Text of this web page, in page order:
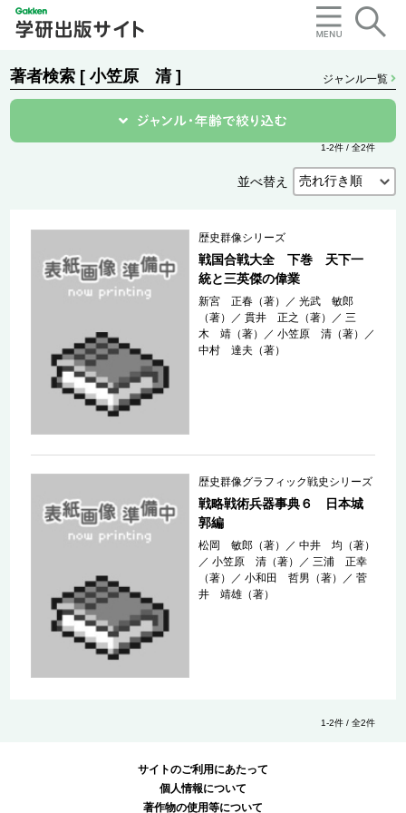
著者検索 [ 小笠原 清 ] ジャンル一覧
1-2件 / 全2件
並べ替え
歴史群像シリーズ
戦国合戦大全 下巻 天下一
統と三英傑の偉業
新宮 正春（著） ／光武 敏郎
（著）
／貫井 正之（著） ／三
木 靖（著）
／小笠原 清（著）
／
中村 達夫（著）
歴史群像グラフィック戦史シリーズ
戦略戦術兵器事典６ 日本城
郭編
松岡 敏郎（著） ／中井 均（著）
／小笠原 清（著） ／ 三浦 正幸
（著）
／小和田 哲男（著） ／菅
井 靖雄（著）
1-2件 / 全2件
サイトのご利用にあたって
個人情報について
著作物の使用等について